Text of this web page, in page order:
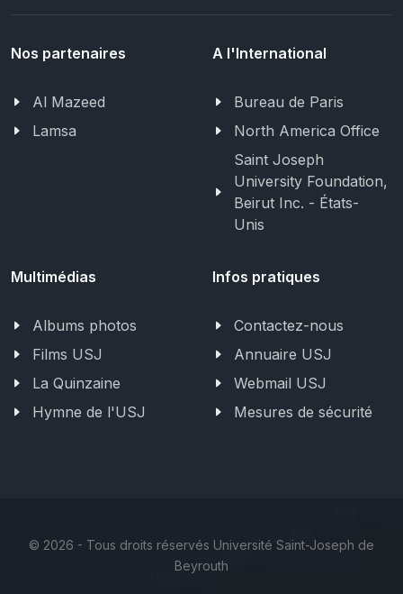
Nos partenaires
Al Mazeed
Lamsa
A l'International
Bureau de Paris
North America Office
Saint Joseph
University Foundation,
Beirut Inc. - États-
Unis
Multimédias
Albums photos
Films USJ
La Quinzaine
Hymne de l'USJ
Infos pratiques
Contactez-nous
Annuaire USJ
Webmail USJ
Mesures de sécurité
© 2026 - Tous droits réservés Université Saint-Joseph de
Beyrouth